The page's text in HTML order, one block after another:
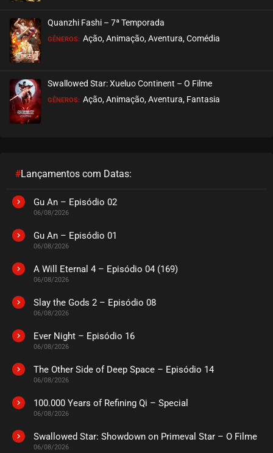
Quanzhi Fashi – 7ª Temporada
GÊNEROS: Ação, Animação, Aventura, Comédia
Swallowed Star: Xueluo Continent – O Filme
GÊNEROS: Ação, Animação, Aventura, Fantasia
#Lançamentos com Datas:
Gu An – Episódio 02
06/08/2026
Gu An – Episódio 01
06/08/2026
A Will Eternal 4 – Episódio 04 (169)
06/08/2026
Slay the Gods 2 – Episódio 08
06/08/2026
Ever Night – Episódio 16
06/08/2026
The Other Side of Deep Space – Episódio 14
06/08/2026
100.000 Years of Refining Qi – Special
06/08/2026
Swallowed Star: Showdown on Primeval Star – O Filme
06/08/2026